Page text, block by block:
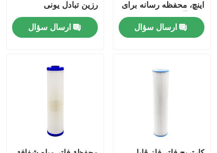
اینچ، محفظه رسانه برای
فیلتر آب
ارسال سؤال
رزین تبادل یونی
ارسال سؤال